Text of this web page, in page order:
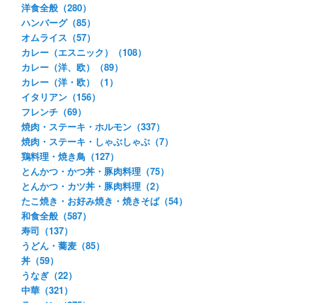
洋食全般（280）
ハンバーグ（85）
オムライス（57）
カレー（エスニック）（108）
カレー（洋、欧）（89）
カレー（洋・欧）（1）
イタリアン（156）
フレンチ（69）
焼肉・ステーキ・ホルモン（337）
焼肉・ステーキ・しゃぶしゃぶ（7）
鶏料理・焼き鳥（127）
とんかつ・かつ丼・豚肉料理（75）
とんかつ・カツ丼・豚肉料理（2）
たこ焼き・お好み焼き・焼きそば（54）
和食全般（587）
寿司（137）
うどん・蕎麦（85）
丼（59）
うなぎ（22）
中華（321）